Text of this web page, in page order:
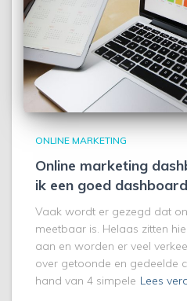
ONLINE MARKETING
Online marketing
ik een goed
Vaak wordt er gezegd dat
meetbaar is. Helaas zitten
aan en worden er veel
over getoonde en gedeelde
hand van 4 simpele Lees